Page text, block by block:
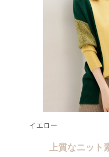
イエロー
上質なニット